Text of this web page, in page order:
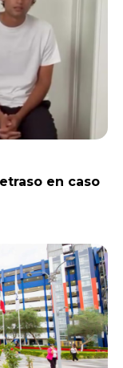
en caso